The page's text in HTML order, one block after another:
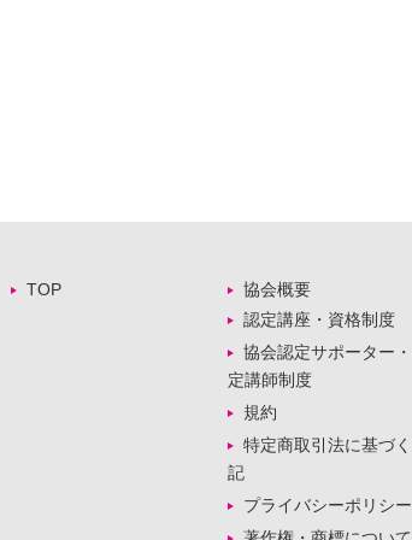
TOP
協会概要
認定講座・資格制度
協会認定サポーター
定講師制度
規約
特定商取引法に基づ
記
プライバシーポリシー